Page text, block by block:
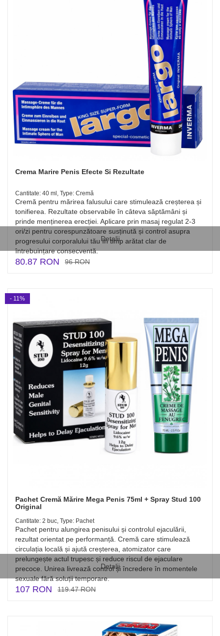
Detalii
Crema Marire Penis Efecte Si Rezultate
Cantitate: 40 ml, Type: Cremă
Cremă pentru mărirea falusului care stimulează creșterea și
tonifierea. Rezultate observabile în câteva săptămâni și
prinde menținerea erecției. Aplicare prin masaj regulat 2-3
ori/zi pentru corespunzătoare susținută și control asupra
progresului corporalului tău în timp arătat clar de
întrebuințare consecventă.
80.87 RON 96 RON
Detalii
Pachet Cremă Mărire Mega Penis 75ml + Spray Stud 100
Original
Cantitate: 2 buc, Type: Pachet
Pachet pentru alungirea penisului și controlul ejaculării,
rezultat orientat pe performanță. Cremă care stimulează
circulația locală și ajută creșterea, atomizator care
prelungește actul trupesc și reduce riscul de ejaculare
precoce. Unirea livrează control și încredere în momentele
sexuale fără soluții temporare.
107 RON 119.47 RON
- 11%